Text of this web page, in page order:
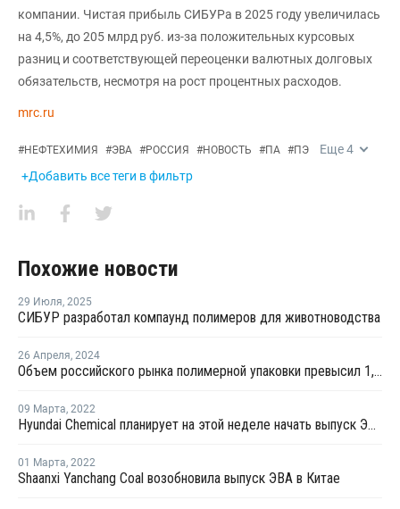
компании. Чистая прибыль СИБУРа в 2025 году увеличилась
на 4,5%, до 205 млрд руб. из-за положительных курсовых
разниц и соответствующей переоценки валютных долговых
обязательств, несмотря на рост процентных расходов.
mrc.ru
#НЕФТЕХИМИЯ #ЭВА #РОССИЯ #НОВОСТЬ #ПА #ПЭ Еще4
+Добавить все теги в фильтр
Похожие новости
29 Июля, 2025
СИБУР разработал компаунд полимеров для животноводства
26 Апреля, 2024
Объем российского рынка полимерной упаковки превысил 1,3 трлн руб. в 2023 году
09 Марта, 2022
Hyundai Chemical планирует на этой неделе начать выпуск ЭВА на новом заводе в Даэсане
01 Марта, 2022
Shaanxi Yanchang Coal возобновила выпуск ЭВА в Китае